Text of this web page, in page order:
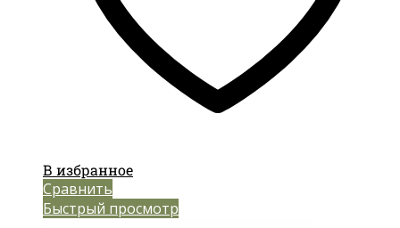
В избранное
Сравнить
Быстрый просмотр